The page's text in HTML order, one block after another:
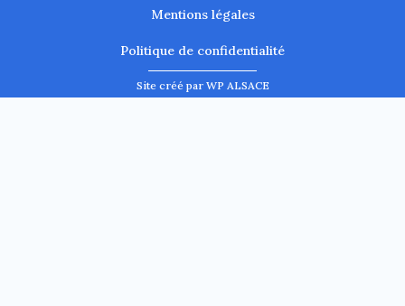
Mentions légales
Politique de confidentialité
Site créé par WP ALSACE